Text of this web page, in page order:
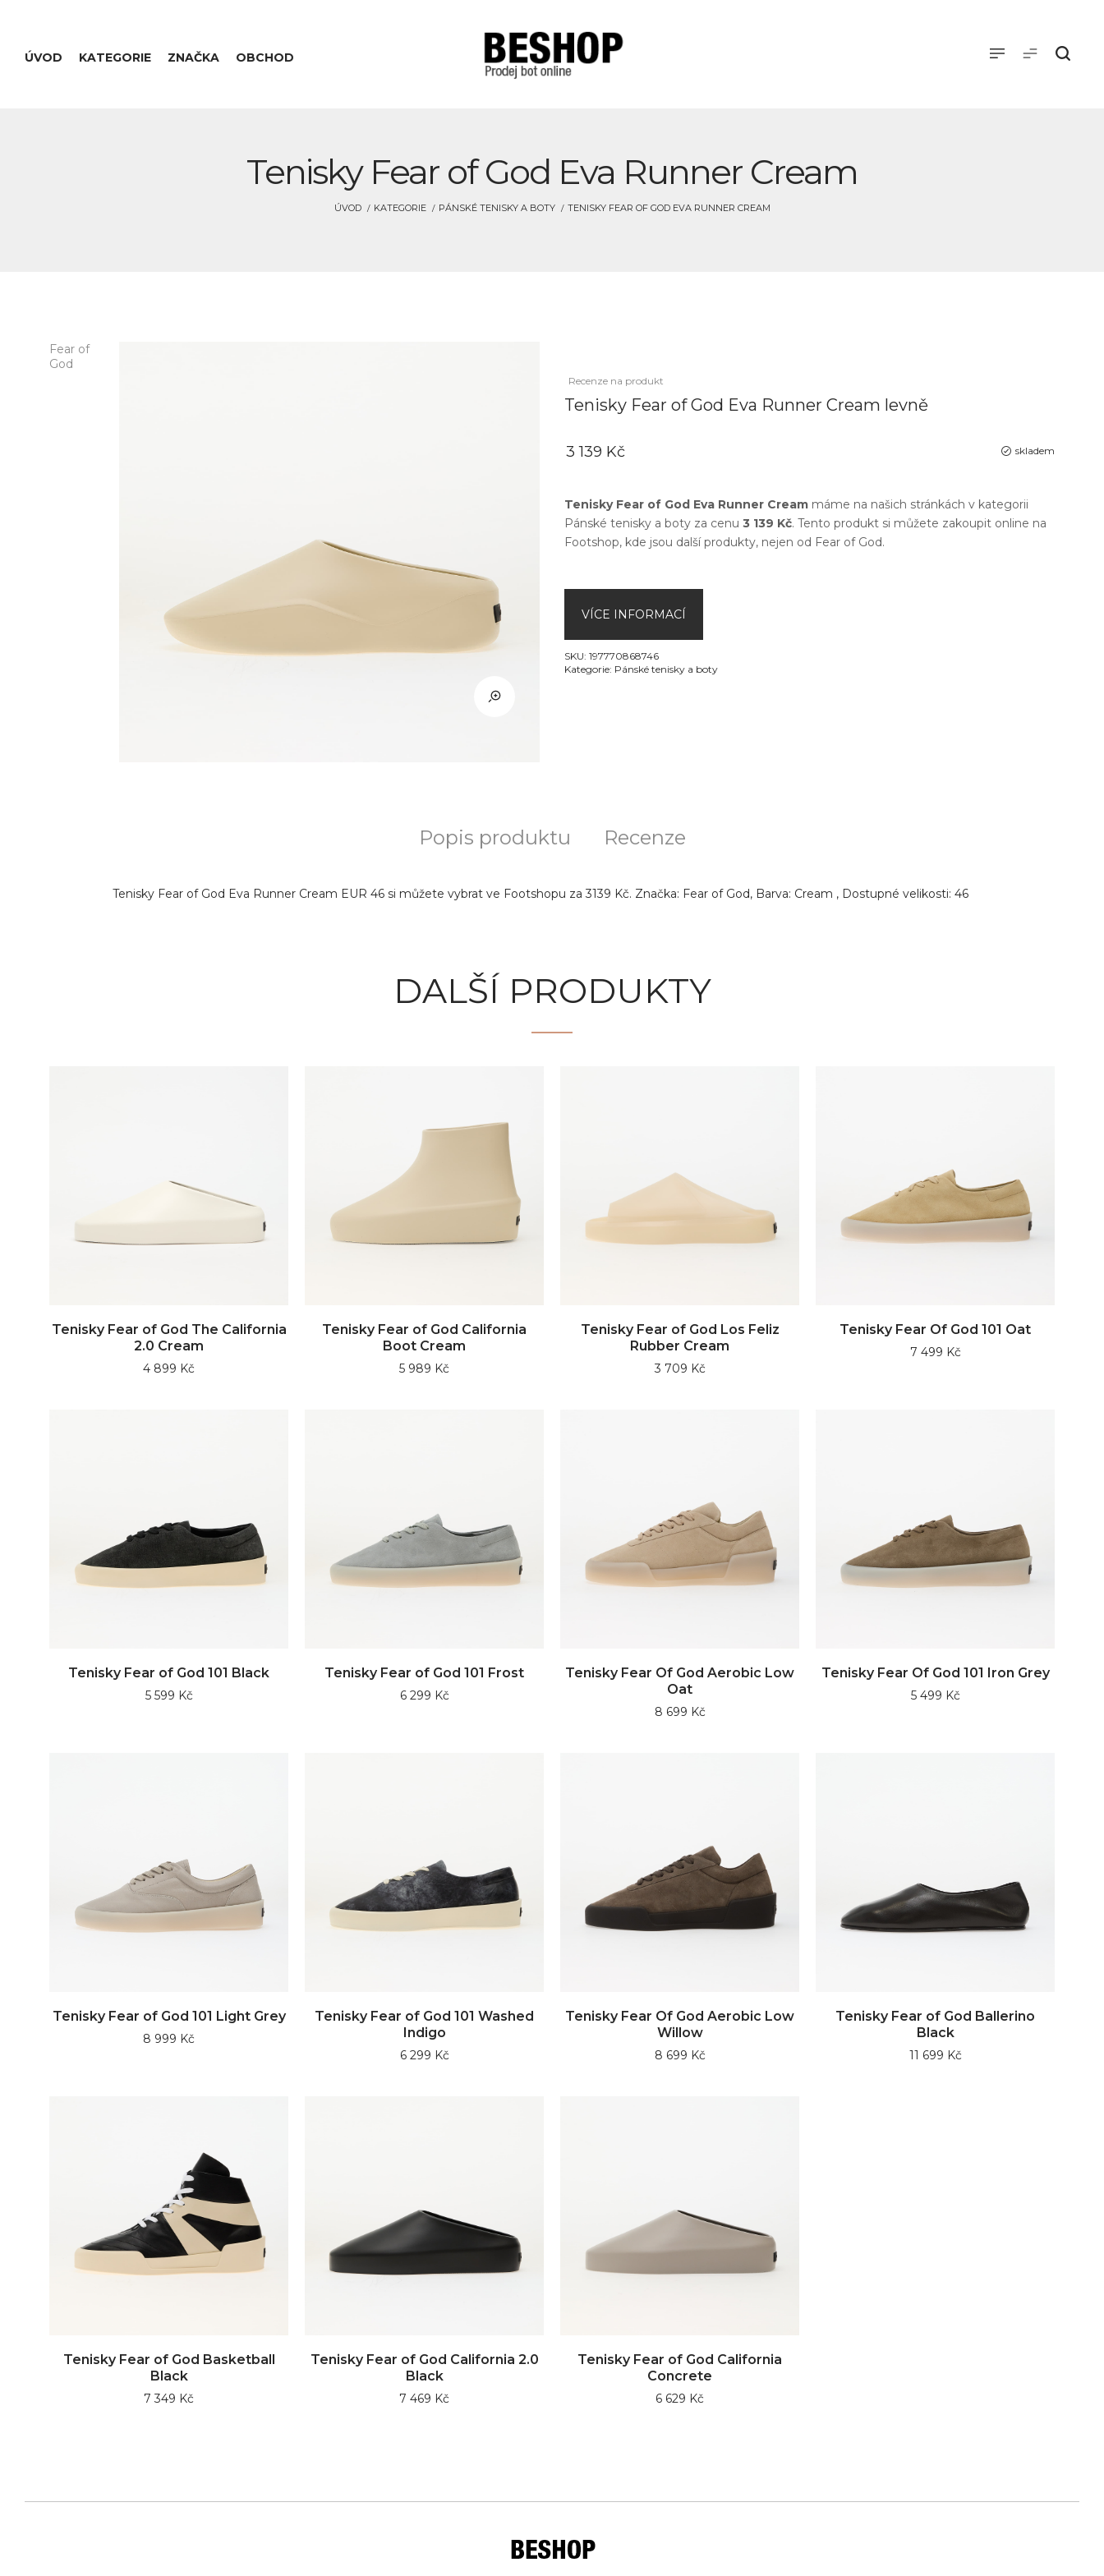
ÚVOD KATEGORIE ZNAČKA OBCHOD
Tenisky Fear of God Eva Runner Cream
ÚVOD KATEGORIE PÁNSKÉ TENISKY A BOTY TENISKY FEAR OF GOD EVA RUNNER CREAM
Fear of
God
Recenze na produkt
Tenisky Fear of God Eva Runner Cream levně
skladem
3 139 Kč
Tenisky Fear of God Eva Runner Cream máme na našich stránkách v kategorii
Pánské tenisky a boty za cenu 3 139 Kč. Tento produkt si můžete zakoupit online na
Footshop, kde jsou další produkty, nejen od Fear of God.
VÍCE INFORMACÍ
SKU: 197770868746
Kategorie: Pánské tenisky a boty
Popis produktu Recenze
Tenisky Fear of God Eva Runner Cream EUR 46 si můžete vybrat ve Footshopu za 3139 Kč. Značka: Fear of God, Barva: Cream , Dostupné velikosti: 46
DALŠÍ PRODUKTY
Tenisky Fear of God The California
2.0 Cream
4 899 Kč
Tenisky Fear of God California
Boot Cream
5 989 Kč
Tenisky Fear of God Los Feliz
Rubber Cream
3 709 Kč
Tenisky Fear Of God 101 Oat
7 499 Kč
Tenisky Fear of God 101 Black
5 599 Kč
Tenisky Fear of God 101 Frost
6 299 Kč
Tenisky Fear Of God Aerobic Low
Oat
8 699 Kč
Tenisky Fear Of God 101 Iron Grey
5 499 Kč
Tenisky Fear of God 101 Light Grey
8 999 Kč
Tenisky Fear of God 101 Washed
Indigo
6 299 Kč
Tenisky Fear Of God Aerobic Low
Willow
8 699 Kč
Tenisky Fear of God Ballerino
Black
11 699 Kč
Tenisky Fear of God Basketball
Black
7 349 Kč
Tenisky Fear of God California 2.0
Black
7 469 Kč
Tenisky Fear of God California
Concrete
6 629 Kč